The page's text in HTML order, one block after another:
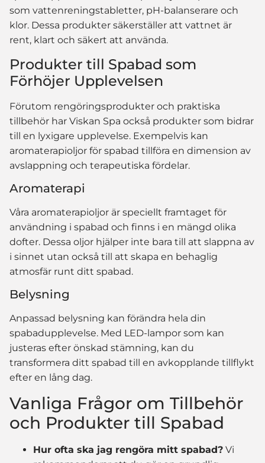
som vattenreningstabletter, pH-balanserare och
klor. Dessa produkter säkerställer att vattnet är
rent, klart och säkert att använda.
Produkter till Spabad som
Förhöjer Upplevelsen
Förutom rengöringsprodukter och praktiska
tillbehör har Viskan Spa också produkter som bidrar
till en lyxigare upplevelse. Exempelvis kan
aromaterapioljor för spabad tillföra en dimension av
avslappning och terapeutiska fördelar.
Aromaterapi
Våra aromaterapioljor är speciellt framtaget för
användning i spabad och finns i en mängd olika
dofter. Dessa oljor hjälper inte bara till att slappna av
i sinnet utan också till att skapa en behaglig
atmosfär runt ditt spabad.
Belysning
Anpassad belysning kan förändra hela din
spabadupplevelse. Med LED-lampor som kan
justeras efter önskad stämning, kan du
transformera ditt spabad till en avkopplande tillflykt
efter en lång dag.
Vanliga Frågor om Tillbehör
och Produkter till Spabad
Hur ofta ska jag rengöra mitt spabad? Vi